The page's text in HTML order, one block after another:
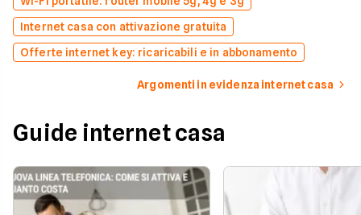
Internet casa con attivazione gratuita
Offerte internet key: ricaricabili e in abbonamento
Argomenti in evidenza internet casa
Guide internet casa